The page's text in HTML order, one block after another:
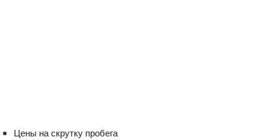
Цены на скрутку пробега